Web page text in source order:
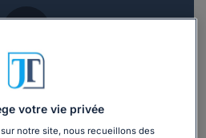
une consultation par
?
immédiatement
votre vie privée
notre site, nous recueillons des